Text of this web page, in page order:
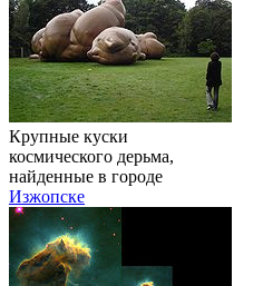
Крупные куски
космического дерьма,
найденные в городе
Изжопске